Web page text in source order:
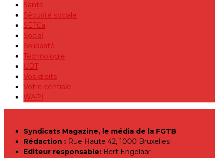
Santé
Sécurité sociale
SETCa
Social
Solidarité
Technologie
UBT
Vos droits
Votre centrale
WAPI
Syndicats Magazine, le média de la FGTB
Rédaction : Rue Haute 42, 1000 Bruxelles
Editeur responsable: Bert Engelaar